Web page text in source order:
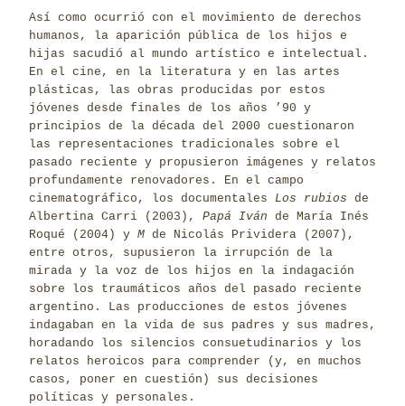
Así como ocurrió con el movimiento de derechos
humanos, la aparición pública de los hijos e
hijas sacudió al mundo artístico e intelectual.
En el cine, en la literatura y en las artes
plásticas, las obras producidas por estos
jóvenes desde finales de los años ’90 y
principios de la década del 2000 cuestionaron
las representaciones tradicionales sobre el
pasado reciente y propusieron imágenes y relatos
profundamente renovadores. En el campo
cinematográfico, los documentales Los rubios de
Albertina Carri (2003), Papá Iván de María Inés
Roqué (2004) y M de Nicolás Prividera (2007),
entre otros, supusieron la irrupción de la
mirada y la voz de los hijos en la indagación
sobre los traumáticos años del pasado reciente
argentino. Las producciones de estos jóvenes
indagaban en la vida de sus padres y sus madres,
horadando los silencios consuetudinarios y los
relatos heroicos para comprender (y, en muchos
casos, poner en cuestión) sus decisiones
políticas y personales.